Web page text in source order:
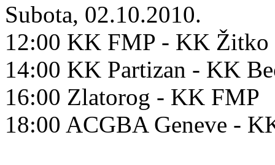
Subota, 02.10.2010.
12:00 KK FMP - KK Žitko
14:00 KK Partizan - KK
16:00 Zlatorog - KK FMP
18:00 ACGBA Geneve -